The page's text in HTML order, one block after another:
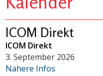
ICOM Direkt
ICOM Direkt
3. September 2026
Nähere Infos